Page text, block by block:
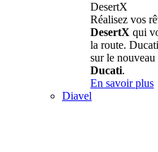
DesertX
Réalisez vos
DesertX qui
la route.
sur le
Ducati.
En savoir plus
Diavel